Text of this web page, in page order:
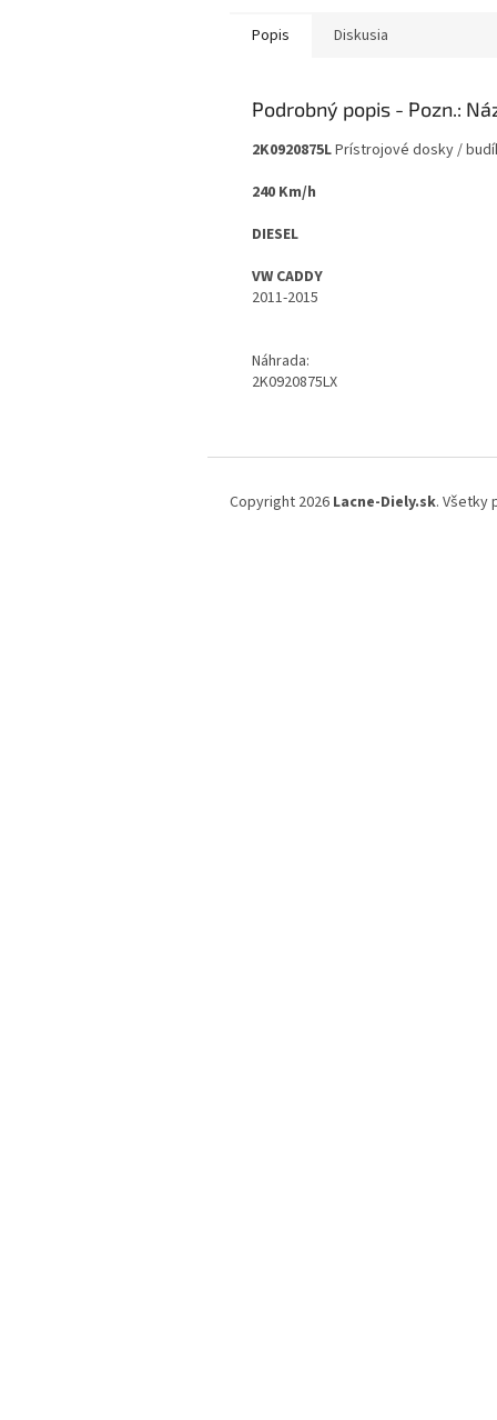
Popis Diskusia
Podrobný popis
2K0920875LPrístrojové dosky /
240 Km/h
DIESEL
VW CADDY
2011-2015
Náhrada:
2K0920875LX
Copyright 2026 Lacne-Diely.sk. Všetky